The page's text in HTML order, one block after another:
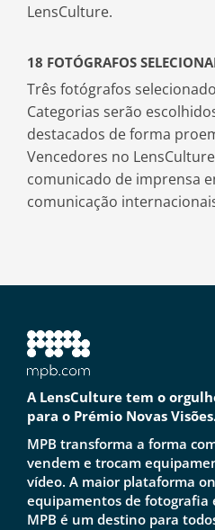
LensCulture.
18 FOTÓGRAFOS
Três fotógrafos
Categorias serão
destacados de forma
Vencedores no
comunicado de imprensa
comunicação
A LensCulture tem o
para o Prémio Novas
MPB transforma a forma
vendem e trocam
vídeo. A maior plataforma
equipamentos de fotografia
MPB é um destino para